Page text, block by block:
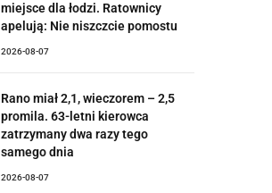
miejsce dla łodzi. Ratownicy
apelują: Nie niszczcie pomostu
2026-08-07
Rano miał 2,1, wieczorem – 2,5
promila. 63-letni kierowca
zatrzymany dwa razy tego
samego dnia
2026-08-07